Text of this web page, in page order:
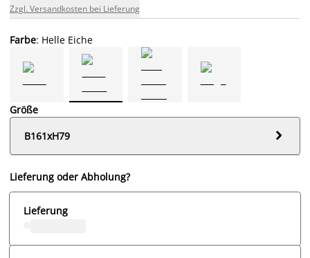
Zzgl. Versandkosten bei Lieferung
Farbe: Helle Eiche
Größe
B161xH79

Lieferung oder Abholung?
Lieferung